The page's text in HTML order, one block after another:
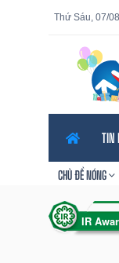
Thứ Sáu, 07/
TIN
CHỦ ĐỀ NÓNG
Tính
năng
VIETSTOCK